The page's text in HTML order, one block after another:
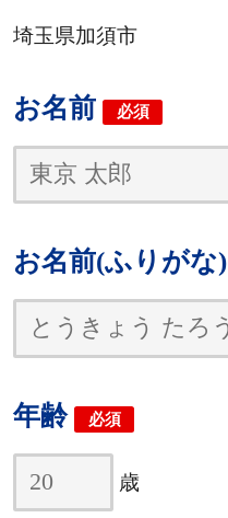
埼玉県加須市
お名前 必須
お名前(ふりがな)
年齢 必須
歳